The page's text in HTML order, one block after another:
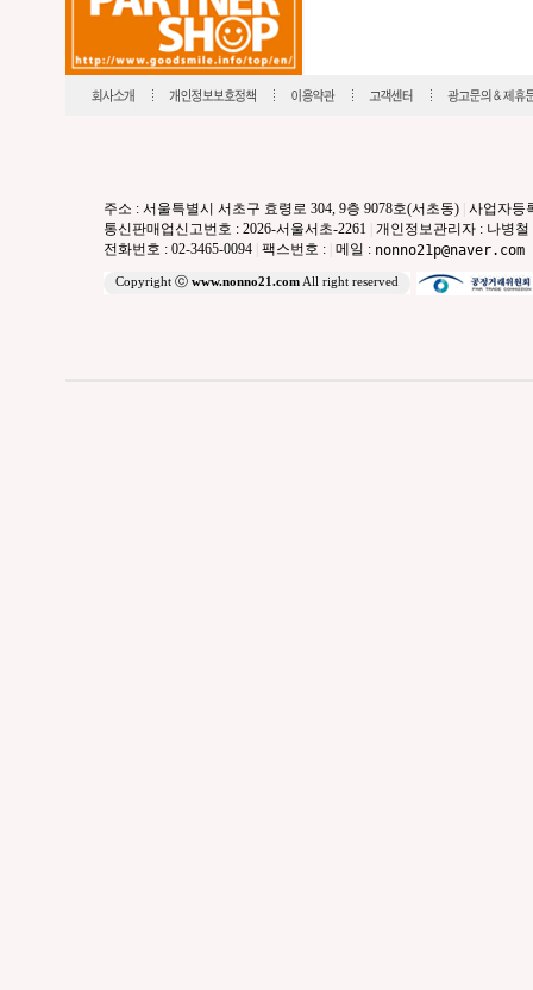
주소 : 서울특별시 서초구 효령로 304, 9층 9078호(서초동) 사업자등
통신판매업신고번호 : 2026-서울서초-2261 개인정보관리자 : 나병철
전화번호 : 02-3465-0094 팩스번호 : 메일 : nonno21p@naver.com
Copyright ⓒ www.nonno21.comAll right reserved